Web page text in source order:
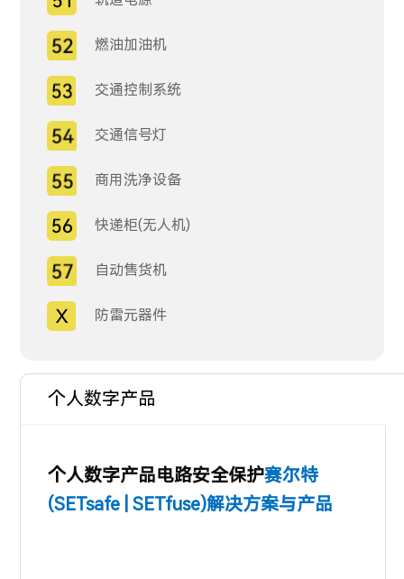
燃油加油机
交通控制系统
交通信号灯
商用洗净设备
快递柜(无人机)
自动售货机
防雷元器件
个人数字产品
个人数字产品电路安全保护赛尔特
(SETsafe | SETfuse)解决方案与产品